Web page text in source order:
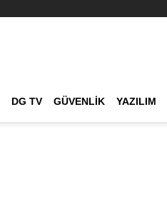
DG TV GÜVENLIK YAZILIM